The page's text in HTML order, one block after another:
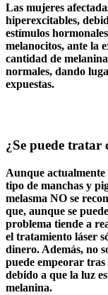
Las mujeres
hiperexcitables,
estímulos
melanocitos, ante la
cantidad de
normales, dando
expuestas.
¿Se puede tratar
Aunque actualmente
tipo de manchas y
melasma NO se
que, aunque se
problema tiende a
el tratamiento láser
dinero. Además, no
puede empeorar
debido a que la luz
melanina.